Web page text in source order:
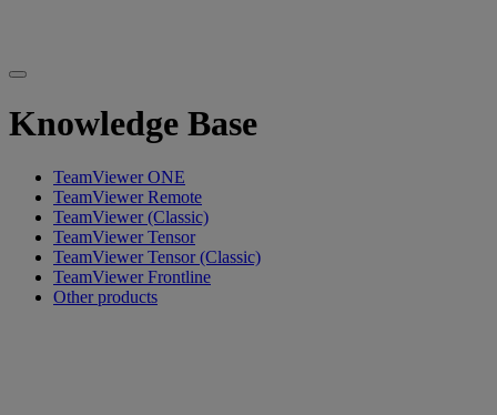
Knowledge Base
TeamViewer ONE
TeamViewer Remote
TeamViewer (Classic)
TeamViewer Tensor
TeamViewer Tensor (Classic)
TeamViewer Frontline
Other products